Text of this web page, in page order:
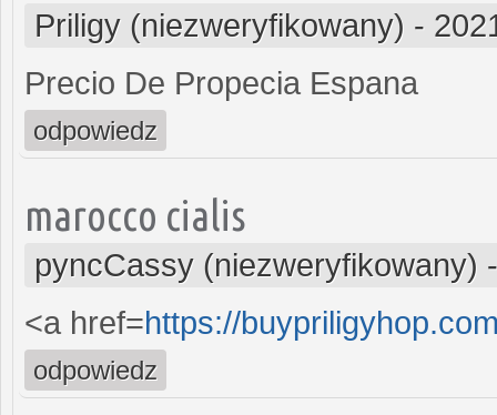
Priligy (niezweryfikowany) -
Precio De Propecia Espana
odpowiedz
marocco cialis
pyncCassy (niezweryfikowany)
<a href=https://
odpowiedz